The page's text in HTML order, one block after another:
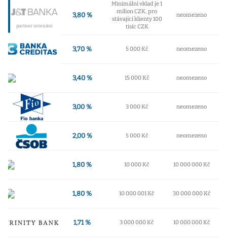
partner srovnání
3,80 %
Minimální vklad je 1
milion CZK, pro
stávající klienty 100
tisíc CZK
neomezeno
3,70 % 5 000 Kč neomezeno
3,40 % 15 000 Kč neomezeno
3,00 % 3 000 Kč neomezeno
2,00 % 5 000 Kč neomezeno
1,80 % 10 000 Kč 10 000 000 Kč
1,80 % 10 000 001 Kč 30 000 000 Kč
1,71 % 3 000 000 Kč 10 000 000 Kč